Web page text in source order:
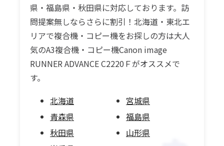
県・福島県・秋田県に対応しております。訪
問提案無しならさらに割引！北海道・東北エ
リアで複合機・コピー機をお探しの方は大人
気のA3複合機・コピー機Canon image
RUNNER ADVANCE C2220Ｆがオススメで
す。
北海道
青森県
秋田県
宮城県
福島県
山形県